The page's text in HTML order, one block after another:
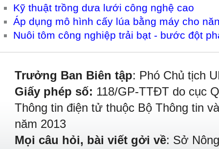
Kỹ thuật trồng dưa lưới công nghệ cao
Áp dụng mô hình cấy lúa bằng máy cho
Nuôi tôm công nghiệp trải bạt - bước đột
Trưởng Ban Biên tập: Phó Chủ tịch
Giấy phép số: 118/GP-TTĐT do cục
Thông tin điện tử thuộc Bộ Thông tin
năm 2013
Mọi câu hỏi, bài viết gởi về: Sở